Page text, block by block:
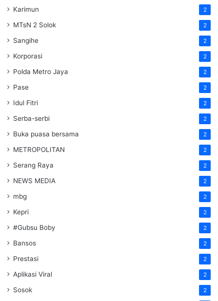
Karimun 2
MTsN 2 Solok 2
Sangihe 2
Korporasi 2
Polda Metro Jaya 2
Pase 2
Idul Fitri 2
Serba-serbi 2
Buka puasa bersama 2
METROPOLITAN 2
Serang Raya 2
NEWS MEDIA 2
mbg 2
Kepri 2
#Gubsu Boby 2
Bansos 2
Prestasi 2
Aplikasi Viral 2
Sosok 2